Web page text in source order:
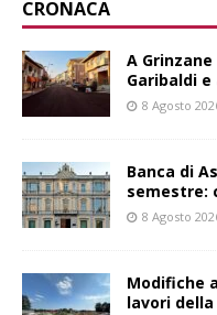
CRONACA
A
Garibaldi
8 Agosto
Banca di
semestre:
8 Agosto
Modifiche
lavori